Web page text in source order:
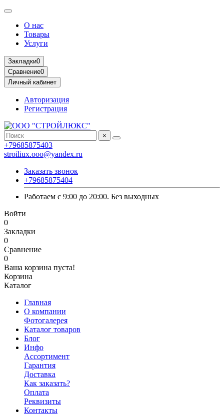
О нас
Товары
Услуги
Закладки0
Сравнение0
Личный кабинет
Авторизация
Регистрация
×
+79685875403
stroiliux.ooo@yandex.ru
Заказать звонок
+79685875404
Работаем с 9:00 до 20:00. Без выходных
Войти
0
Закладки
0
Сравнение
0
Ваша корзина пуста!
Корзина
Каталог
Главная
О компании
Фотогалерея
Каталог товаров
Блог
Инфо
Ассортимент
Гарантия
Доставка
Как заказать?
Оплата
Реквизиты
Контакты